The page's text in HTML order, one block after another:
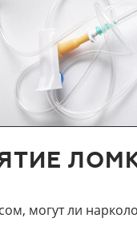
могут ли